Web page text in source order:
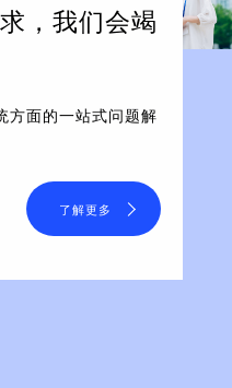
， 我们会竭
方面的一站式问题解
了解更多